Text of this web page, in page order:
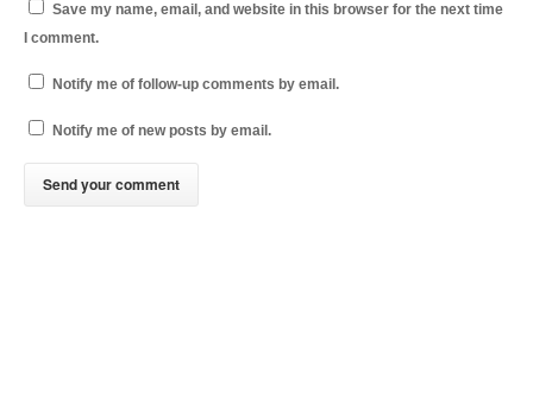
Save my name, email, and website in this browser for the next time
I comment.
Notify me of follow-up comments by email.
Notify me of new posts by email.